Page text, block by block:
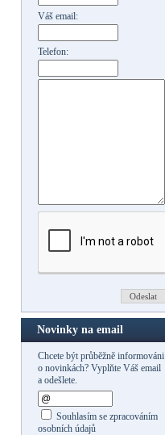
Váš email:
Telefon:
Novinky na email
Chcete být průběžně informováni
o novinkách? Vyplňte Váš email
a odešlete.
Souhlasím se zpracováním
osobních údajů